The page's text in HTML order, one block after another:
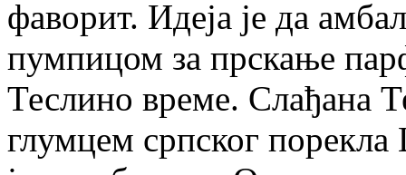
фаворит. Идеја је да
пумпицом за прскање
Теслино време. Слађана
глумцем српског